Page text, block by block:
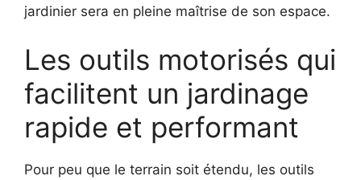
jardinier sera en pleine maîtrise de son espace.
Les outils motorisés qui
facilitent un jardinage
rapide et performant
Pour peu que le terrain soit étendu, les outils